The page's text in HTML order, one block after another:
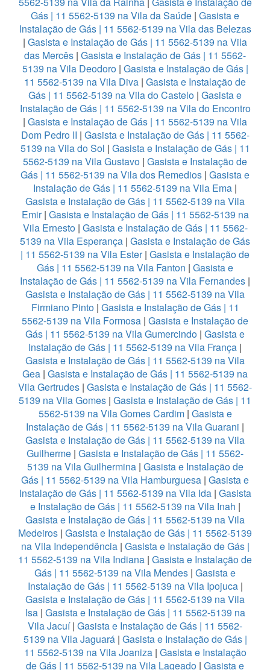
Gás | 11 5562-5139 na Vila da Saúde | Gasista e
Instalação de Gás | 11 5562-5139 na Vila das Belezas
| Gasista e Instalação de Gás | 11 5562-5139 na Vila
das Mercês | Gasista e Instalação de Gás | 11 5562-
5139 na Vila Deodoro| Gasista e Instalação de Gás |
11 5562-5139 na Vila Diva | Gasista e Instalação de
Gás | 11 5562-5139 na Vila do Castelo | Gasista e
Instalação de Gás | 11 5562-5139 na Vila do Encontro
| Gasista e Instalação de Gás | 11 5562-5139 na Vila
Dom Pedro II | Gasista e Instalação de Gás | 11 5562-
5139 na Vila do Sol | Gasista e Instalação de Gás | 11
5562-5139 na Vila Gustavo | Gasista e Instalação de
Gás | 11 5562-5139 na Vila dos Remedios | Gasista e
Instalação de Gás | 11 5562-5139 na Vila Ema |
Gasista e Instalação de Gás | 11 5562-5139 na Vila
Emir| Gasista e Instalação de Gás | 11 5562-5139 na
Vila Ernesto| Gasista e Instalação de Gás | 11 5562-
5139 na Vila Esperança | Gasista e Instalação de Gás
| 11 5562-5139 na Vila Ester| Gasista e Instalação de
Gás | 11 5562-5139 na Vila Fanton | Gasista e
Instalação de Gás | 11 5562-5139 na Vila Fernandes |
Gasista e Instalação de Gás | 11 5562-5139 na Vila
Firmiano Pinto| Gasista e Instalação de Gás | 11
5562-5139 na Vila Formosa | Gasista e Instalação de
Gás | 11 5562-5139 na Vila Gumercindo | Gasista e
Instalação de Gás | 11 5562-5139 na Vila França |
Gasista e Instalação de Gás | 11 5562-5139 na Vila
Gea | Gasista e Instalação de Gás | 11 5562-5139 na
Vila Gertrudes | Gasista e Instalação de Gás | 11 5562-
5139 na Vila Gomes | Gasista e Instalação de Gás | 11
5562-5139 na Vila Gomes Cardim| Gasista e
Instalação de Gás | 11 5562-5139 na Vila Guarani |
Gasista e Instalação de Gás | 11 5562-5139 na Vila
Guilherme | Gasista e Instalação de Gás | 11 5562-
5139 na Vila Guilhermina| Gasista e Instalação de
Gás | 11 5562-5139 na Vila Hamburguesa | Gasista e
Instalação de Gás | 11 5562-5139 na Vila Ida| Gasista
e Instalação de Gás | 11 5562-5139 na Vila Inah |
Gasista e Instalação de Gás | 11 5562-5139 na Vila
Medeiros | Gasista e Instalação de Gás | 11 5562-5139
na Vila Independência| Gasista e Instalação de Gás |
11 5562-5139 na Vila Indiana | Gasista e Instalação de
Gás | 11 5562-5139 na Vila Mendes | Gasista e
Instalação de Gás | 11 5562-5139 na Vila Ipojuca|
Gasista e Instalação de Gás | 11 5562-5139 na Vila
Isa| Gasista e Instalação de Gás | 11 5562-5139 na
Vila Jacuí| Gasista e Instalação de Gás | 11 5562-
5139 na Vila Jaguará| Gasista e Instalação de Gás |
11 5562-5139 na Vila Joaniza| Gasista e Instalação
de Gás | 11 5562-5139 na Vila Lageado | Gasista e